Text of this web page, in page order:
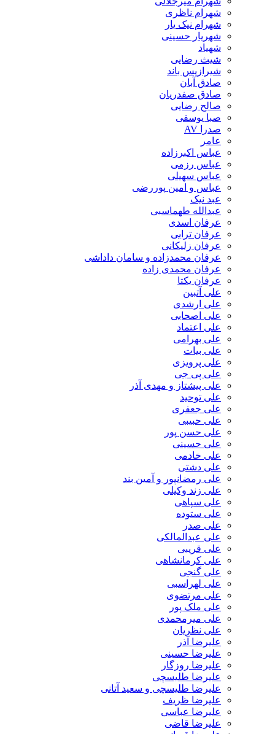
شهرام ناظری
شهرام نیک یار
شهریار حسینی
شهیاد
شیث رضایی
شیرازیس باند
صادق آبان
صادق صفدریان
صالح رضایی
صبا یوسفی
صدرا AV
عامر
عباس اکبرزاده
عباس رزمی
عباس سهیلی
عباس و امین پوررضی
عبد نیک
عبدالله طهماسبی‎
عرفان اسدی
عرفان ترابی
عرفان زلیکانی
عرفان محمدزاده و سامان داداشی
عرفان محمدی زاده
عرفان یکتا
علی آتبین
علی ارشدی
علی اصحابی
علی اعتماد
علی بهرامی
علی بیات
علی پرویزی
علی پی جی
علی پیشتاز و مهدی آذر
علی توحید
علی جعفری
علی حبیبی
علی حسن پور
علی حسینی
علی خادمی
علی دشتی
علی رمضانپور و آمین بند
علی زند وکیلی
علی سپاهی
علی ستوده
علی صدر
علی عبدالمالکی
علی قریبی
علی کرمانشاهی
علی گنجی
علی لهراسبی
علی مرتضوی
علی ملک پور
علی میرمحمدی
علی نظریان
علیرضا آذر
علیرضا حسینی
علیرضا روزگار
علیرضا طلیسچی
علیرضا طلیسچی و سعید آتانی
علیرضا ظریف
علیرضا عباسی
علیرضا قاضی